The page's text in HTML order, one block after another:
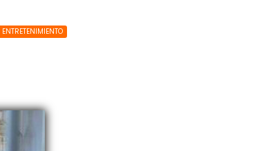
ENTRETENIMIENTO